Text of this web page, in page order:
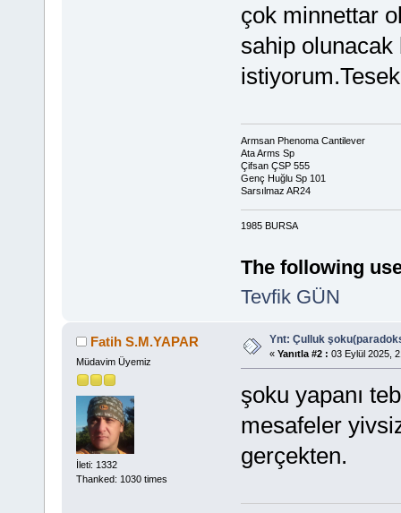
çok minnettar
sahip
Armsan Phenoma Cantilever
Ata Arms Sp
Çifsan ÇSP 555
Genç Huğlu Sp 101
Sarsılmaz AR24
1985 BURSA
The following
Tevfik GÜN
Fatih S.M.YAPAR
Müdavim Üyemiz
İleti: 1332
Thanked: 1030 times
Ynt: Çulluk
« Yanıtla #2 : 03 Eylül 2025,
şoku yapanı
mesafeler
gerçekten.